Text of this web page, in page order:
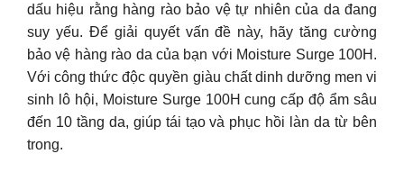
dấu hiệu rằng hàng rào bảo vệ tự nhiên của da đang
suy yếu. Để giải quyết vấn đề này, hãy tăng cường
bảo vệ hàng rào da của bạn với Moisture Surge 100H.
Với công thức độc quyền giàu chất dinh dưỡng men vi
sinh lô hội, Moisture Surge 100H cung cấp độ ẩm sâu
đến 10 tầng da, giúp tái tạo và phục hồi làn da từ bên
trong.